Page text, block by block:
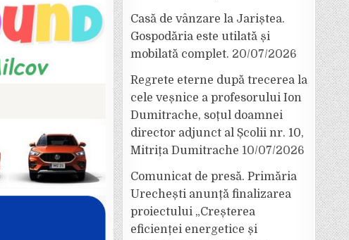
Casă de vânzare la Jariștea.
Gospodăria este utilată și
mobilată complet. 20/07/2026
Regrete eterne după trecerea la
cele veșnice a profesorului Ion
Dumitrache, soțul doamnei
director adjunct al Școlii nr. 10,
Mitrița Dumitrache 10/07/2026
Comunicat de presă. Primăria
Urechești anunță finalizarea
proiectului „Creșterea
eficienței energetice și